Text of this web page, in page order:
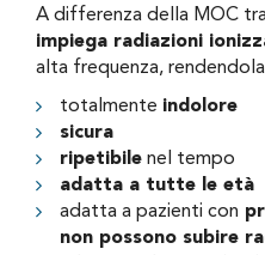
A differenza della MOC
impiega radiazioni
alta frequenza, rendendola
totalmente indolore
sicura
ripetibile nel tempo
adatta a tutte le età
adatta a pazienti con
non possono subire